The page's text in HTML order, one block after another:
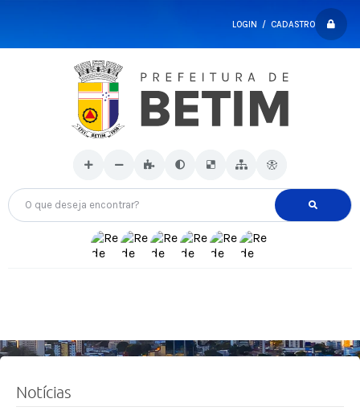
LOGIN / CADASTRO
O que deseja encontrar?
Notícias